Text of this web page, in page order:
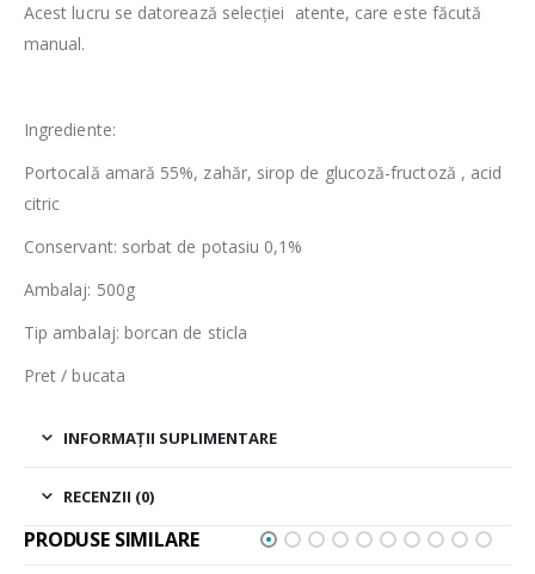
Acest lucru se datorează selecției atente, care este făcută
manual.
Ingrediente:
Portocală amară 55%, zahăr, sirop de glucoză-fructoză , acid
citric
Conservant: sorbat de potasiu 0,1%
Ambalaj: 500g
Tip ambalaj: borcan de sticla
Pret / bucata
INFORMAȚII SUPLIMENTARE
RECENZII (0)
PRODUSE SIMILARE